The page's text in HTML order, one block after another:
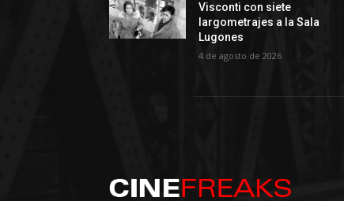
Visconti con siete
largometrajes a la Sala
Lugones
4 de agosto de 2026